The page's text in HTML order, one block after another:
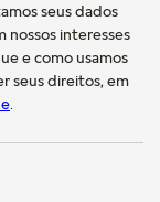
seus dados
nossos interesses
e como usamos
seus direitos, em